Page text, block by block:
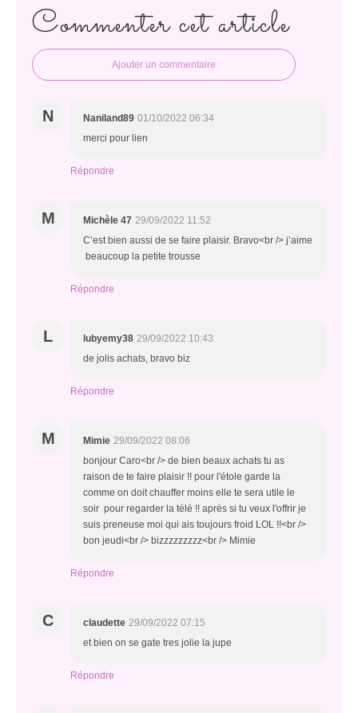
Commenter cet article
Ajouter un commentaire
N Naniland89 01/10/2022 06:34
merci pour lien
Répondre
M Michèle 47 29/09/2022 11:52
C’est bien aussi de se faire plaisir. Bravo<br /> j’aime
beaucoup la petite trousse
Répondre
L lubyemy38 29/09/2022 10:43
de jolis achats, bravo biz
Répondre
M Mimie 29/09/2022 08:06
bonjour Caro<br /> de bien beaux achats tu as
raison de te faire plaisir !! pour l'étole garde la
comme on doit chauffer moins elle te sera utile le
soir pour regarder la télé !! après si tu veux l'offrir je
suis preneuse moi qui ais toujours froid LOL !!<br />
bon jeudi<br /> bizzzzzzzzz<br /> Mimie
Répondre
C claudette 29/09/2022 07:15
et bien on se gate tres jolie la jupe
Répondre